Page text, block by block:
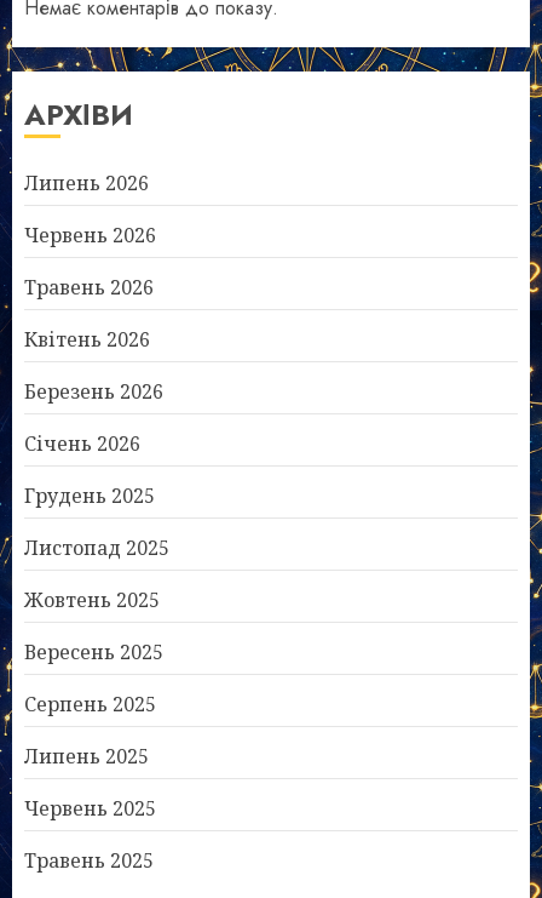
Немає коментарів до показу.
АРХІВИ
Липень 2026
Червень 2026
Травень 2026
Квітень 2026
Березень 2026
Січень 2026
Грудень 2025
Листопад 2025
Жовтень 2025
Вересень 2025
Серпень 2025
Липень 2025
Червень 2025
Травень 2025